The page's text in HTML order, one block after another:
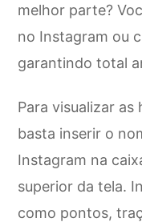
melhor parte?
no Instagram ou
garantindo total
Para visualizar
basta inserir o
Instagram na
superior da tela.
como pontos,